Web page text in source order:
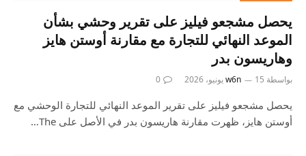
يحصل مشجعو فيليز على تقرير وحشي بشأن
الموعد النهائي للتجارة مع مقارنة أوستن هايز
وهاريسون بدر
بواسطة w6n 15 يونيو، 2026 0
يحصل مشجعو فيليز على تقرير الموعد النهائي للتجارة الوحشي مع
أوستن هايز، ظهرت مقارنة هاريسون بدر في الأصل على The…